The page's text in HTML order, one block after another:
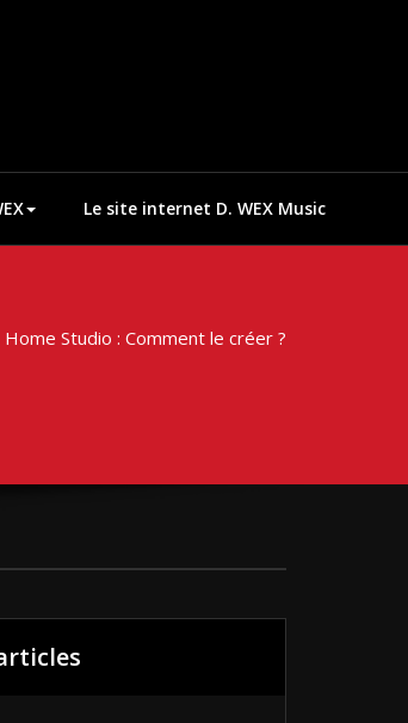
Le site internet D. WEX Music
Home Studio : Comment le créer ?